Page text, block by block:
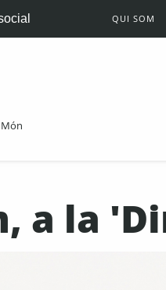
QUI SOM
Món
a la